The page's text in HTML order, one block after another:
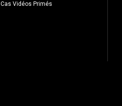
Cas Vidéos Primés